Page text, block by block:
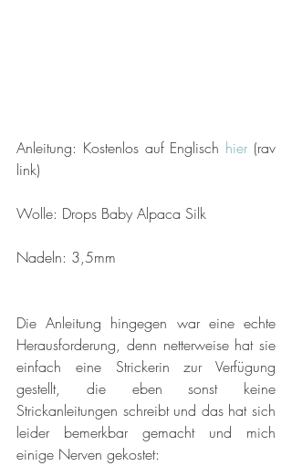
Anleitung: Kostenlos auf Englisch hier (rav
link)
Wolle: Drops Baby Alpaca Silk
Nadeln: 3,5mm
Die Anleitung hingegen war eine echte
Herausforderung, denn netterweise hat sie
einfach eine Strickerin zur Verfügung
gestellt, die eben sonst keine
Strickanleitungen schreibt und das hat sich
leider bemerkbar gemacht und mich
einige Nerven gekostet: